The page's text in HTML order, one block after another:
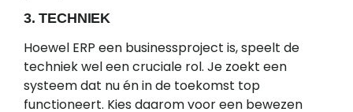
3. TECHNIEK
Hoewel ERP een businessproject is, speelt de
techniek wel een cruciale rol. Je zoekt een
systeem dat nu én in de toekomst top
functioneert. Kies daarom voor een bewezen